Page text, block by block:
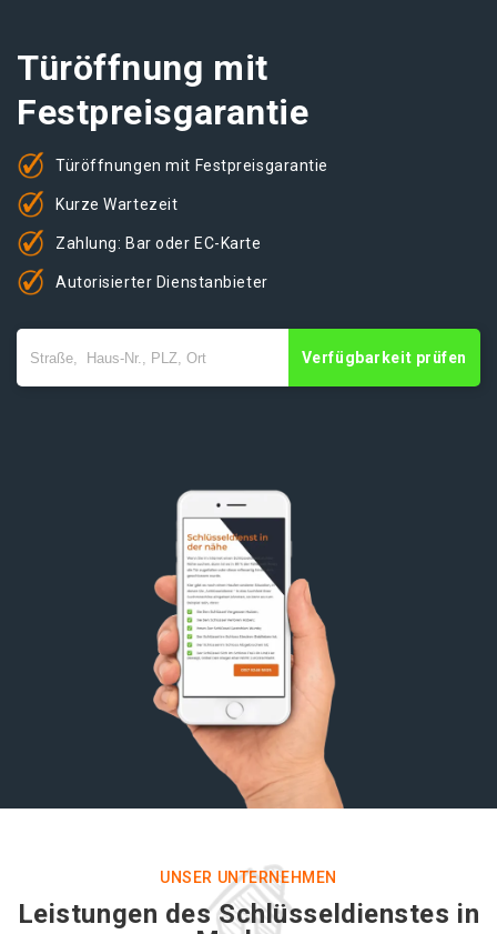
Türöffnung mit
Festpreisgarantie
Türöffnungen mit Festpreisgarantie
Kurze Wartezeit
Zahlung: Bar oder EC-Karte
Autorisierter Dienstanbieter
Verfügbarkeit prüfen
UNSER UNTERNEHMEN
Leistungen des Schlüsseldienstes in